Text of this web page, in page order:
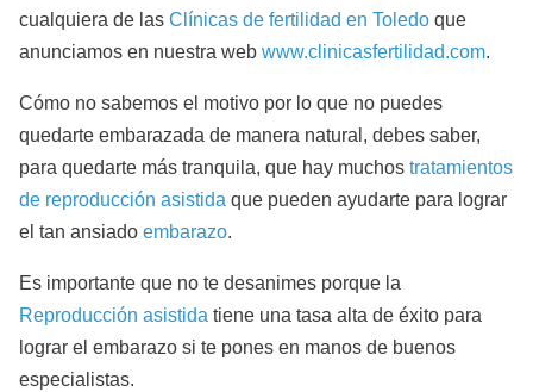
cualquiera de las Clínicas de fertilidad en Toledo que
anunciamos en nuestra web www.clinicasfertilidad.com.
Cómo no sabemos el motivo por lo que no puedes
quedarte embarazada de manera natural, debes saber,
para quedarte más tranquila, que hay muchos tratamientos
de reproducción asistida que pueden ayudarte para lograr
el tan ansiado embarazo.
Es importante que no te desanimes porque la
Reproducción asistida tiene una tasa alta de éxito para
lograr el embarazo si te pones en manos de buenos
especialistas.